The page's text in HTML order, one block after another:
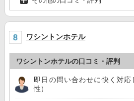
ワシントンホテル
ワシントンホテルの口コミ・評判
即日の問い合わせに快く対
性）